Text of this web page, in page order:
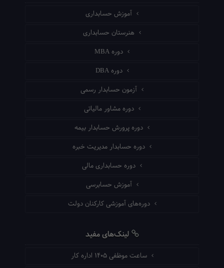
آموزش حسابداری
هنرستان حسابداری
دوره MBA
دوره DBA
آزمون حسابدار رسمی
دوره مشاور مالیاتی
دوره پرورش حسابدار بیمه
دوره حسابدار مدیریت خبره
دوره حسابداری مالی
آموزش حسابرسی
دوره‌های آموزشی کارکنان دولت
لینک‌های مفید
ساعت موظفی ۱۴۰۵ اداره کار